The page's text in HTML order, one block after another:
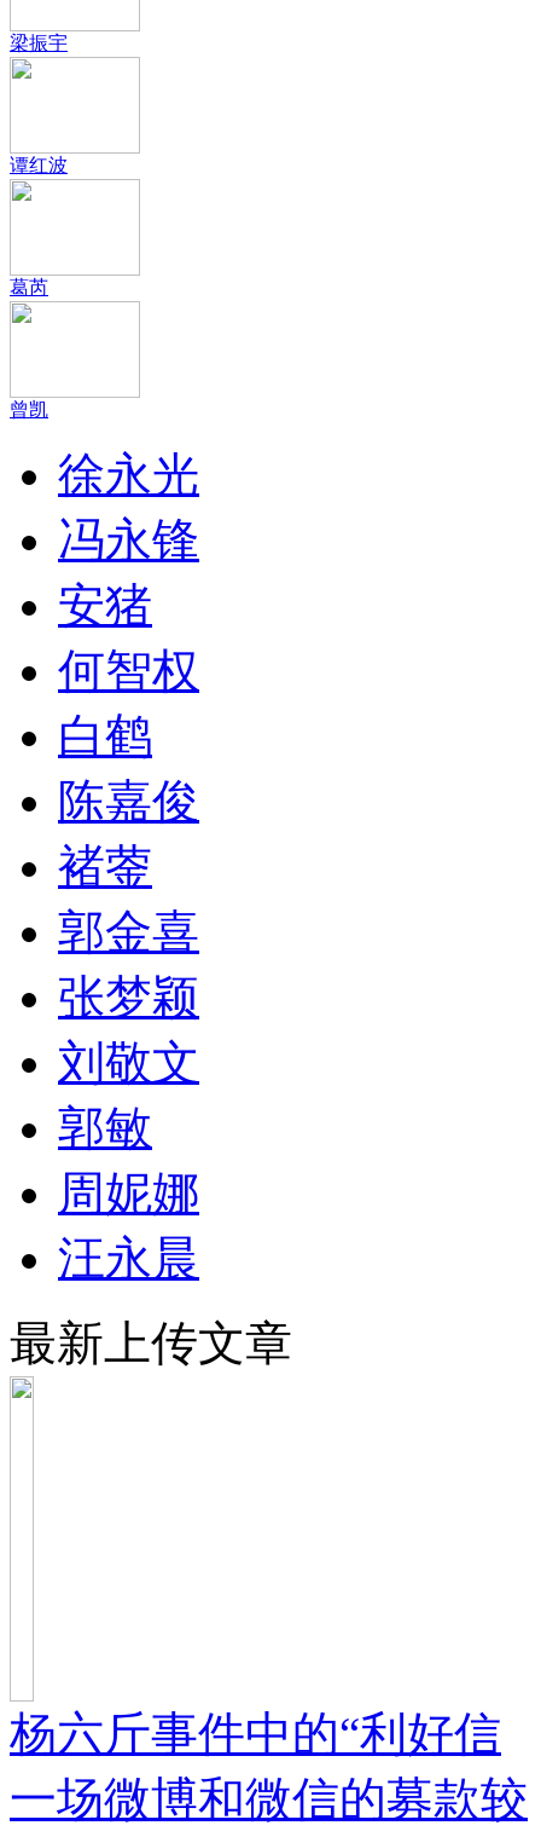
梁振宇
谭红波
葛芮
曾凯
徐永光
冯永锋
安猪
何智权
白鹤
陈嘉俊
褚蓥
郭金喜
张梦颖
刘敬文
郭敏
周妮娜
汪永晨
最新上传文章
杨六斤事件中的“利好信
一场微博和微信的募款较